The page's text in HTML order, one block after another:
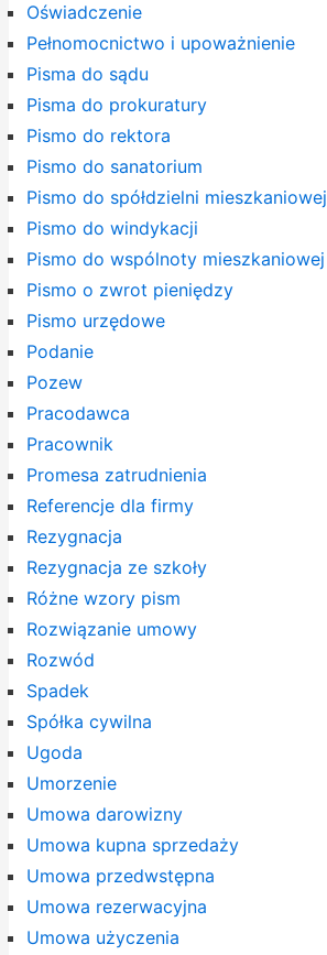
Oświadczenie
Pełnomocnictwo i upoważnienie
Pisma do sądu
Pisma do prokuratury
Pismo do rektora
Pismo do sanatorium
Pismo do spółdzielni mieszkaniowej
Pismo do windykacji
Pismo do wspólnoty mieszkaniowej
Pismo o zwrot pieniędzy
Pismo urzędowe
Podanie
Pozew
Pracodawca
Pracownik
Promesa zatrudnienia
Referencje dla firmy
Rezygnacja
Rezygnacja ze szkoły
Różne wzory pism
Rozwiązanie umowy
Rozwód
Spadek
Spółka cywilna
Ugoda
Umorzenie
Umowa darowizny
Umowa kupna sprzedaży
Umowa przedwstępna
Umowa rezerwacyjna
Umowa użyczenia